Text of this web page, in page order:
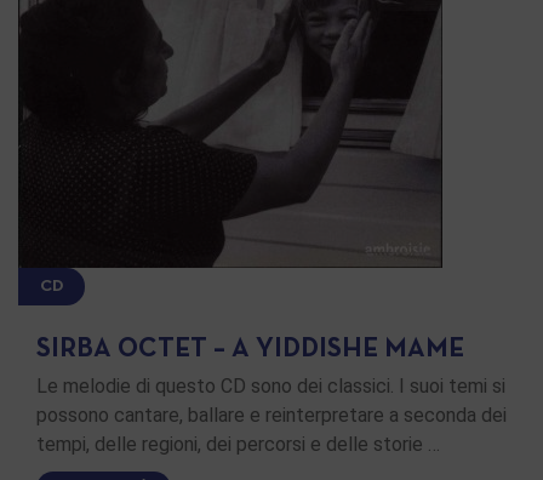
CD
SIRBA OCTET – A YIDDISHE MAME
Le melodie di questo CD sono dei classici. I suoi temi si
possono cantare, ballare e reinterpretare a seconda dei
tempi, delle regioni, dei percorsi e delle storie …